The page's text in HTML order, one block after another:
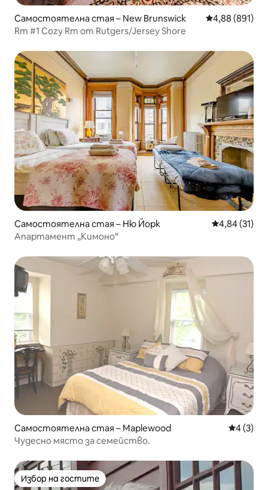
Самостоятелна стая – New Brunswick Средна
4,88 (891)
Rm #1 Cozy Rm от Rutgers/Jersey Shore
Самостоятелна стая – Ню Йорк Средна
4,84 (31)
Апартамент „Кимоно“
Самостоятелна стая – Maplewood Средна
4 (3)
Чудесно място за семейство.
Избор на гостите
Избор на гостите